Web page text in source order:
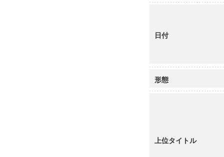
慶應義塾大学グローバルCOEプログラム論理と感性の先
博士課程教育リーディングプログラム「超成熟社会発展
日付
形態
上位タイトル